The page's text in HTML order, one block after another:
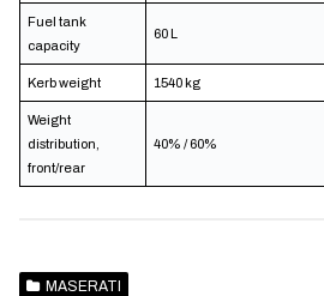
Fuel tank
capacity
60 L
Kerb weight 1540 kg
Weight
distribution,
front/rear
40% / 60%
MASERATI